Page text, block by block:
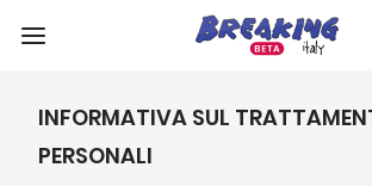
INFORMATIVA SUL
PERSONALI